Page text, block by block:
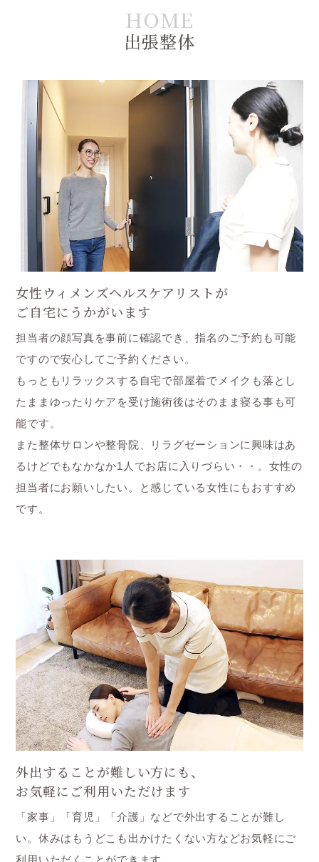
出張整体
女性ウィメンズヘルスケアリストが
ご自宅にうかがいます
担当者の顔写真を事前に確認でき、指名のご予約も可能
ですので安心してご予約ください。
もっともリラックスする自宅で部屋着でメイクも落とし
たままゆったりケアを受け施術後はそのまま寝る事も可
能です。
また整体サロンや整骨院、リラグゼーションに興味はあ
るけどでもなかなか1人でお店に入りづらい・・。女性の
担当者にお願いしたい。と感じている女性にもおすすめ
です。
外出することが難しい方にも、
お気軽にご利用いただけます
「家事」「育児」「介護」などで外出することが難し
い。休みはもうどこも出かけたくない方などお気軽にご